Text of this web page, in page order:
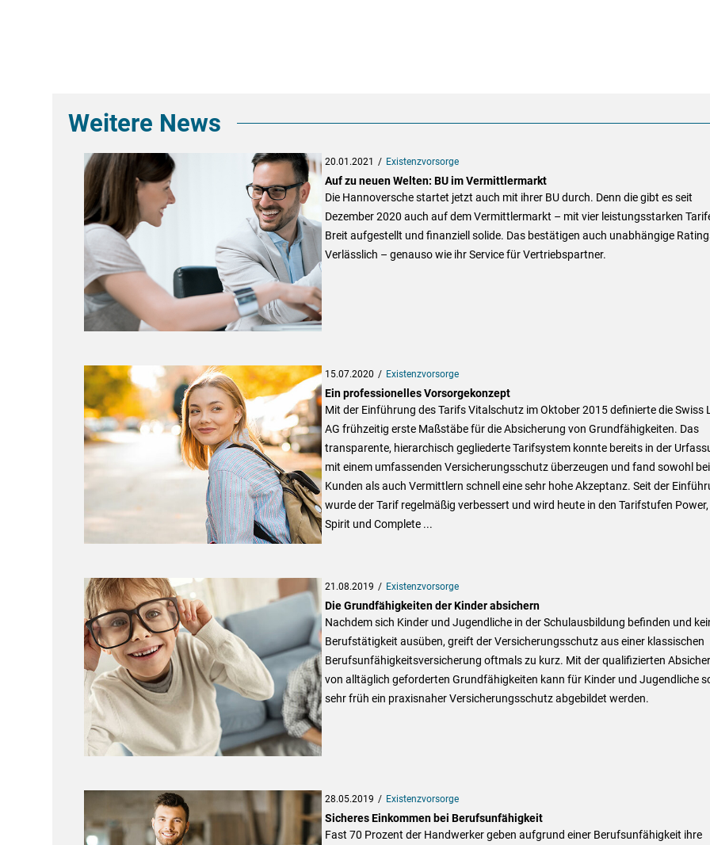
Weitere News
20.01.2021 Existenzvorsorge
Auf zu neuen Welten: BU im Vermittlermarkt
Die Hannoversche startet jetzt auch mit ihrer BU durch. Denn die gibt es seit
Dezember 2020 auch auf dem Vermittlermarkt – mit vier leistungsstarken
Breit aufgestellt und finanziell solide. Das bestätigen auch unabhängige
Verlässlich – genauso wie ihr Service für Vertriebspartner.
15.07.2020 Existenzvorsorge
Ein professionelles Vorsorgekonzept
Mit der Einführung des Tarifs Vitalschutz im Oktober 2015 definierte die Swiss
AG frühzeitig erste Maßstäbe für die Absicherung von Grundfähigkeiten. Das
transparente, hierarchisch gegliederte Tarifsystem konnte bereits in der
mit einem umfassenden Versicherungsschutz überzeugen und fand sowohl bei
Kunden als auch Vermittlern schnell eine sehr hohe Akzeptanz. Seit der
wurde der Tarif regelmäßig verbessert und wird heute in den Tarifstufen Power,
Spirit und Complete ...
21.08.2019 Existenzvorsorge
Die Grundfähigkeiten der Kinder absichern
Nachdem sich Kinder und Jugendliche in der Schulausbildung befinden und
Berufstätigkeit ausüben, greift der Versicherungsschutz aus einer klassischen
Berufsunfähigkeitsversicherung oftmals zu kurz. Mit der qualifizierten
von alltäglich geforderten Grundfähigkeiten kann für Kinder und Jugendliche
sehr früh ein praxisnaher Versicherungsschutz abgebildet werden.
28.05.2019 Existenzvorsorge
Sicheres Einkommen bei Berufsunfähigkeit
Fast 70 Prozent der Handwerker geben aufgrund einer Berufsunfähigkeit ihre